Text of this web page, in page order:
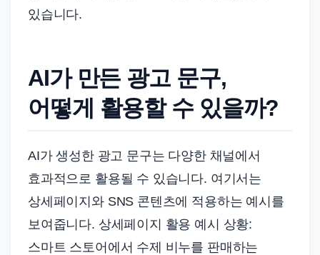
있습니다.
AI가 만든 광고 문구,
어떻게 활용할 수 있을까?
AI가 생성한 광고 문구는 다양한 채널에서
효과적으로 활용될 수 있습니다. 여기서는
상세페이지와 SNS 콘텐츠에 적용하는 예시를
보여줍니다. 상세페이지 활용 예시 상황:
스마트 스토어에서 수제 비누를 판매하는